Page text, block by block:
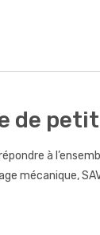
de
à
mécanique,